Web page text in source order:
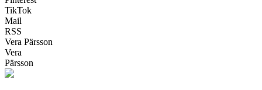
TikTok
Mail
RSS
Vera Pärsson
Vera
Pärsson